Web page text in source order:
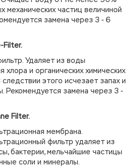
механических частиц величиной
замена через 3 - 6
Filter.
Удаляет из воды
хлора и органических химических
этого исчезает запах и
Рекомендуется замена через 3 -
Filter.
мембрана.
фильтр удаляет из
бактерии, мельчайшие частицы
соли и минералы.